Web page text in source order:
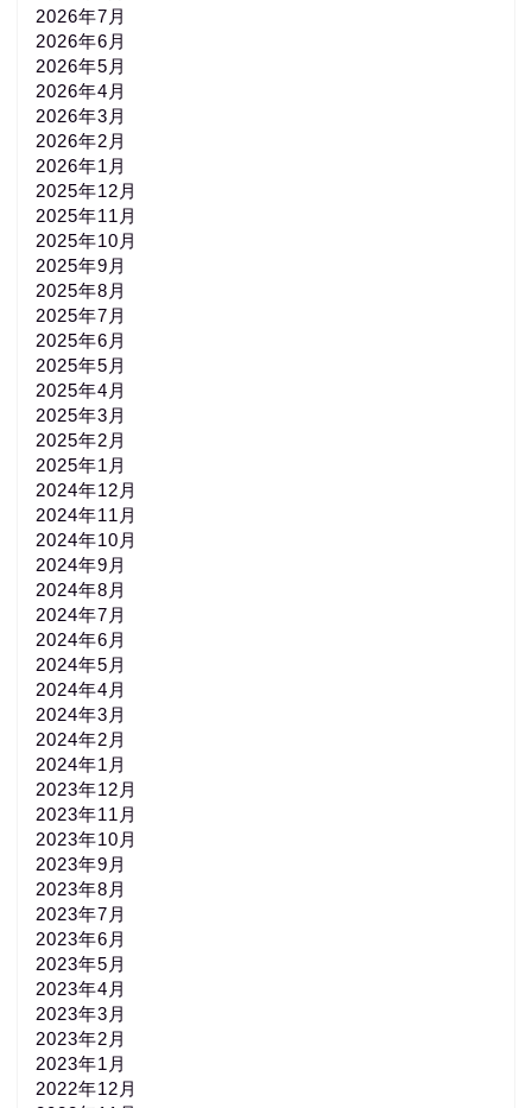
2026年7月
2026年6月
2026年5月
2026年4月
2026年3月
2026年2月
2026年1月
2025年12月
2025年11月
2025年10月
2025年9月
2025年8月
2025年7月
2025年6月
2025年5月
2025年4月
2025年3月
2025年2月
2025年1月
2024年12月
2024年11月
2024年10月
2024年9月
2024年8月
2024年7月
2024年6月
2024年5月
2024年4月
2024年3月
2024年2月
2024年1月
2023年12月
2023年11月
2023年10月
2023年9月
2023年8月
2023年7月
2023年6月
2023年5月
2023年4月
2023年3月
2023年2月
2023年1月
2022年12月